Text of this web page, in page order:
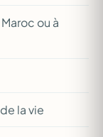
ou à
la vie